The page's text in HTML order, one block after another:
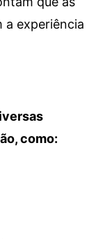
a experiência
como: